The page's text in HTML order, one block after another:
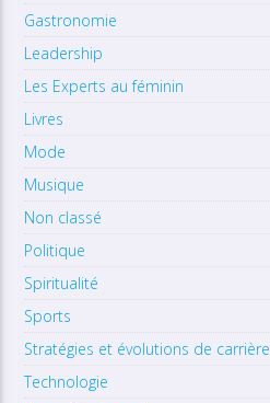
Gastronomie
Leadership
Les Experts au féminin
Livres
Mode
Musique
Non classé
Politique
Spiritualité
Sports
Stratégies et évolutions de carrière
Technologie